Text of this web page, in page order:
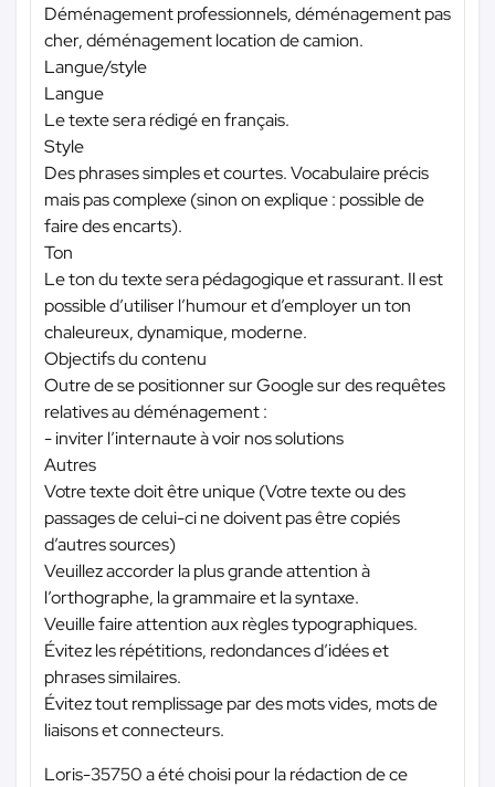
Déménagement professionnels, déménagement pas
cher, déménagement location de camion.
Langue/style
Langue
Le texte sera rédigé en français.
Style
Des phrases simples et courtes. Vocabulaire précis
mais pas complexe (sinon on explique : possible de
faire des encarts).
Ton
Le ton du texte sera pédagogique et rassurant. Il est
possible d’utiliser l’humour et d’employer un ton
chaleureux, dynamique, moderne.
Objectifs du contenu
Outre de se positionner sur Google sur des requêtes
relatives au déménagement :
- inviter l’internaute à voir nos solutions
Autres
Votre texte doit être unique (Votre texte ou des
passages de celui-ci ne doivent pas être copiés
d’autres sources)
Veuillez accorder la plus grande attention à
l’orthographe, la grammaire et la syntaxe.
Veuille faire attention aux règles typographiques.
Évitez les répétitions, redondances d’idées et
phrases similaires.
Évitez tout remplissage par des mots vides, mots de
liaisons et connecteurs.
Loris-35750 a été choisi pour la rédaction de ce